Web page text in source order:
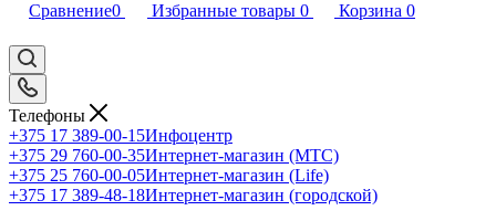
Сравнение0 Избранные товары 0 Корзина 0
Телефоны
+375 17 389-00-15Инфоцентр
+375 29 760-00-35Интернет-магазин (МТС)
+375 25 760-00-05Интернет-магазин (Life)
+375 17 389-48-18Интернет-магазин (городской)